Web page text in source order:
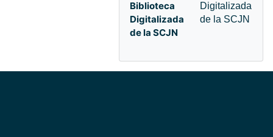
Digitalizada
de la SCJN